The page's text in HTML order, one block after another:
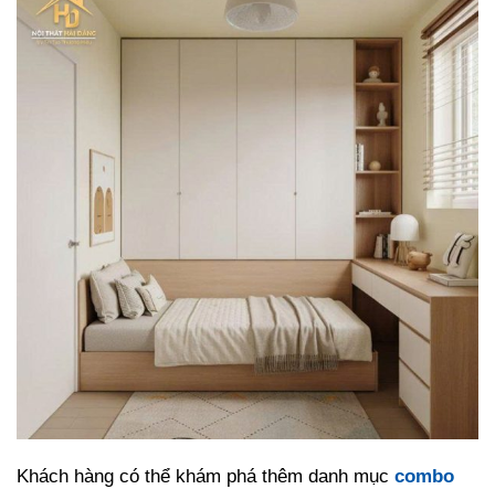
Khách hàng có thể khám phá thêm danh mục combo